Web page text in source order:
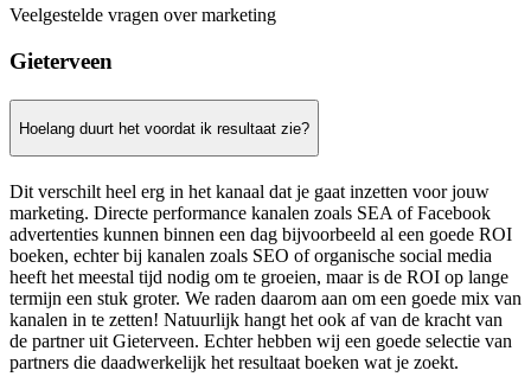
Veelgestelde vragen over marketing
Gieterveen
Hoelang duurt het voordat ik resultaat zie?
Dit verschilt heel erg in het kanaal dat je gaat inzetten voor jouw
marketing. Directe performance kanalen zoals SEA of Facebook
advertenties kunnen binnen een dag bijvoorbeeld al een goede ROI
boeken, echter bij kanalen zoals SEO of organische social media
heeft het meestal tijd nodig om te groeien, maar is de ROI op lange
termijn een stuk groter. We raden daarom aan om een goede mix van
kanalen in te zetten! Natuurlijk hangt het ook af van de kracht van
de partner uit Gieterveen. Echter hebben wij een goede selectie van
partners die daadwerkelijk het resultaat boeken wat je zoekt.